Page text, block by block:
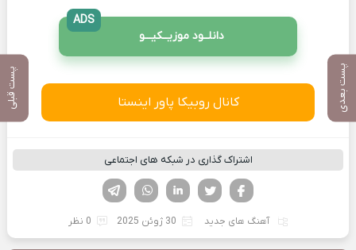
پست بعدی پست قبلی
دانلــود موزیــکیـــو
ADS
کانال روبیکا پاور اینستا
اشتراک گذاری در شبکه های اجتماعی
لینکدین تویتر
فیسوک
آهنگ های جدید 30 ژوئن 2025 0 نظر